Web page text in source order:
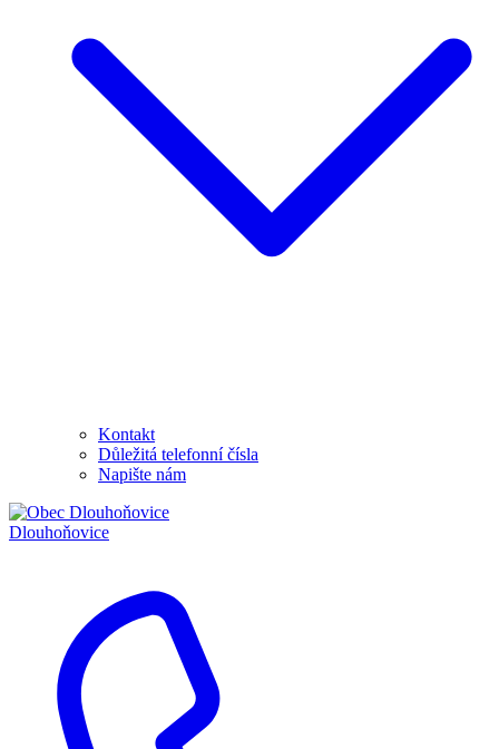
Kontakt
Důležitá telefonní čísla
Napište nám
Dlouhoňovice